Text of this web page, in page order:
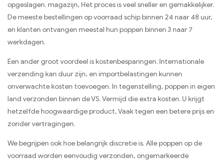
opgeslagen. magazijn, Het proces is veel sneller en gemakkelijker.
De meeste bestellingen op voorraad schip binnen 24 naar 48 uur,
en klanten ontvangen meestal hun poppen binnen 3 naar 7
werkdagen.
Een ander groot voordeel is kostenbesparingen. Internationale
verzending kan duur zijn, en importbelastingen kunnen
onverwachte kosten toevoegen. In tegenstelling, poppen in eigen
land verzonden binnen de VS. Vermijd die extra kosten. U krijgt
hetzelfde hoogwaardige product, Vaak tegen een betere prijs en
zonder vertragingen.
We begrijpen ook hoe belangrijk discretie is. Alle poppen op de
voorraad worden eenvoudig verzonden, ongemarkeerde